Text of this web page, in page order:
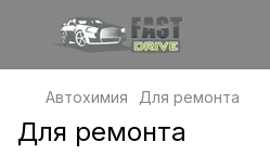
Автохимия Для ремонта
Для ремонта